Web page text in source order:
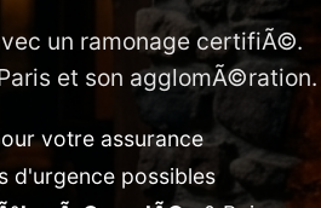
un ramonage certifiÃ©.
et son agglomÃ©ration.
votre assurance
d'urgence possibles